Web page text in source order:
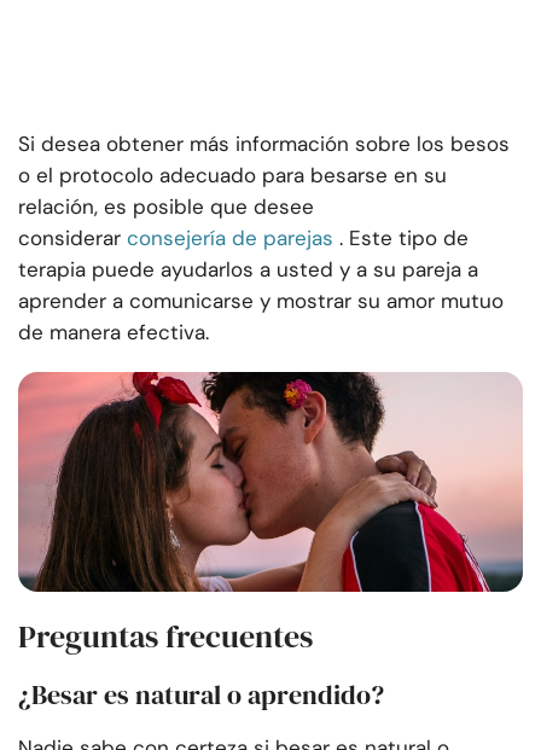
Si desea obtener más información sobre los besos
o el protocolo adecuado para besarse en su
relación, es posible que desee
considerar consejería de parejas . Este tipo de
terapia puede ayudarlos a usted y a su pareja a
aprender a comunicarse y mostrar su amor mutuo
de manera efectiva.
Preguntas frecuentes
¿Besar es natural o aprendido?